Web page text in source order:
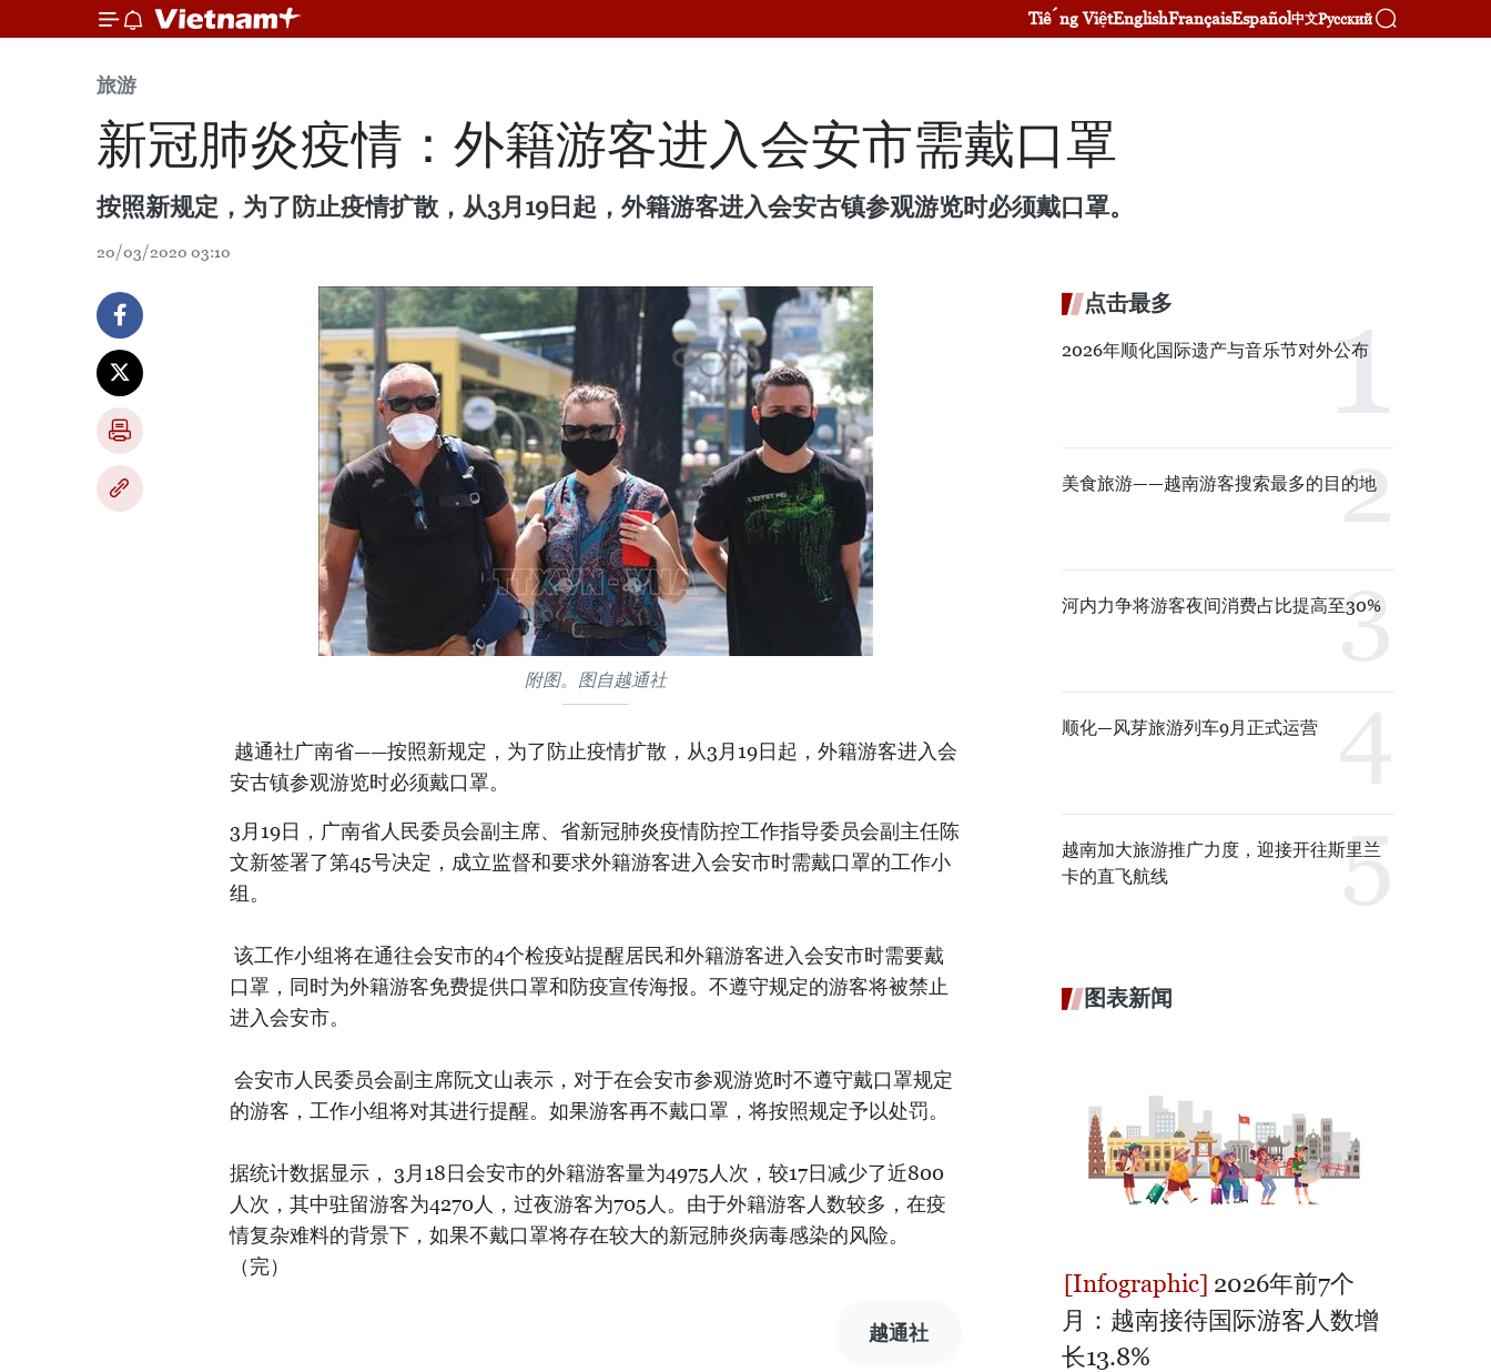
Tiếng ViệtEnglishFrançaisEspañol中文Русский
旅游
新冠肺炎疫情：外籍游客进入会安市需戴口罩
按照新规定，为了防止疫情扩散，从3月19日起，外籍游客进入会安古镇参观游览时必须戴口罩。
20/03/2020 03:10
附图。图自越通社
越通社广南省——按照新规定，为了防止疫情扩散，从3月19日起，外籍游客进入会
安古镇参观游览时必须戴口罩。
3月19日，广南省人民委员会副主席、省新冠肺炎疫情防控工作指导委员会副主任陈
文新签署了第45号决定，成立监督和要求外籍游客进入会安市时需戴口罩的工作小
组。
该工作小组将在通往会安市的4个检疫站提醒居民和外籍游客进入会安市时需要戴
口罩，同时为外籍游客免费提供口罩和防疫宣传海报。不遵守规定的游客将被禁止
进入会安市。
会安市人民委员会副主席阮文山表示，对于在会安市参观游览时不遵守戴口罩规定
的游客，工作小组将对其进行提醒。如果游客再不戴口罩，将按照规定予以处罚。
据统计数据显示， 3月18日会安市的外籍游客量为4975人次，较17日减少了近800
人次，其中驻留游客为4270人，过夜游客为705人。由于外籍游客人数较多，在疫
情复杂难料的背景下，如果不戴口罩将存在较大的新冠肺炎病毒感染的风险。
（完）
越通社
点击最多
2026年顺化国际遗产与音乐节对外公布
美食旅游——越南游客搜索最多的目的地
河内力争将游客夜间消费占比提高至30%
顺化—风芽旅游列车9月正式运营
越南加大旅游推广力度，迎接开往斯里兰
卡的直飞航线
图表新闻
2026年前7个
月：越南接待国际游客人数增
长13.8%